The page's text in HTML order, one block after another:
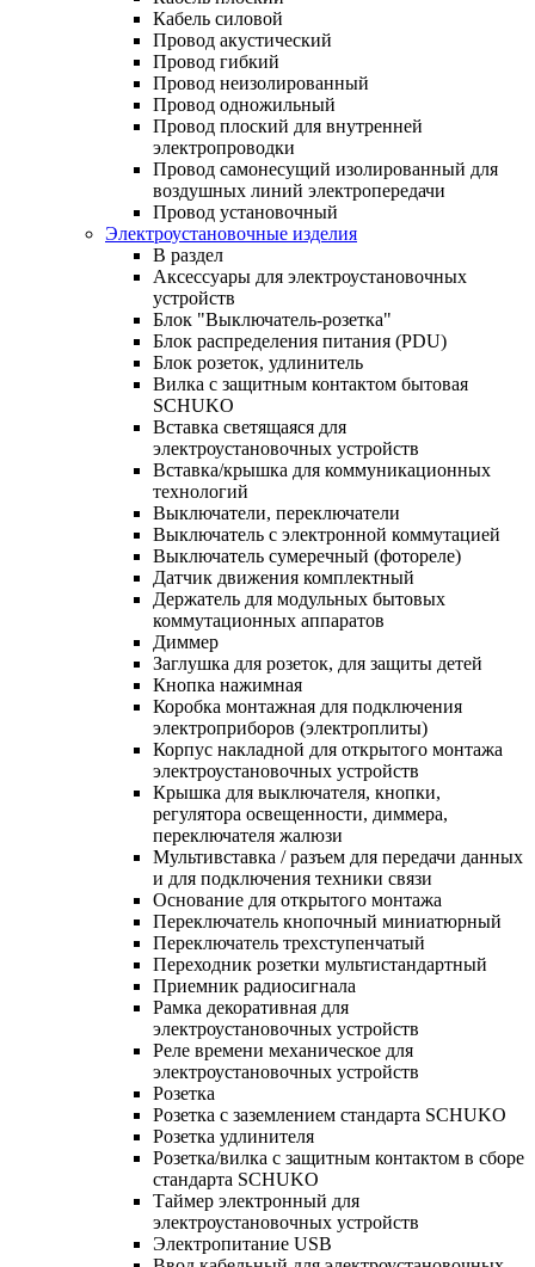
Кабель силовой
Провод акустический
Провод гибкий
Провод неизолированный
Провод одножильный
Провод плоский для внутренней
электропроводки
Провод самонесущий изолированный для
воздушных линий электропередачи
Провод установочный
Электроустановочные изделия
В раздел
Аксессуары для электроустановочных
устройств
Блок "Выключатель-розетка"
Блок распределения питания (PDU)
Блок розеток, удлинитель
Вилка с защитным контактом бытовая
SCHUKO
Вставка светящаяся для
электроустановочных устройств
Вставка/крышка для коммуникационных
технологий
Выключатели, переключатели
Выключатель с электронной коммутацией
Выключатель сумеречный (фотореле)
Датчик движения комплектный
Держатель для модульных бытовых
коммутационных аппаратов
Диммер
Заглушка для розеток, для защиты детей
Кнопка нажимная
Коробка монтажная для подключения
электроприборов (электроплиты)
Корпус накладной для открытого монтажа
электроустановочных устройств
Крышка для выключателя, кнопки,
регулятора освещенности, диммера,
переключателя жалюзи
Мультивставка / разъем для передачи данных
и для подключения техники связи
Основание для открытого монтажа
Переключатель кнопочный миниатюрный
Переключатель трехступенчатый
Переходник розетки мультистандартный
Приемник радиосигнала
Рамка декоративная для
электроустановочных устройств
Реле времени механическое для
электроустановочных устройств
Розетка
Розетка с заземлением стандарта SCHUKO
Розетка удлинителя
Розетка/вилка с защитным контактом в сборе
стандарта SCHUKO
Таймер электронный для
электроустановочных устройств
Электропитание USB